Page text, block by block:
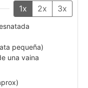
1x 2x 3x
pequeña)
una vaina